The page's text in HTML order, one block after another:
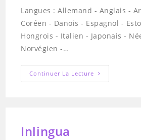
Langues : Allemand - Anglais -
Coréen - Danois - Espagnol -
Hongrois - Italien - Japonais -
Norvégien -…
Continuer La Lecture WEP
Hauts
Inlingua